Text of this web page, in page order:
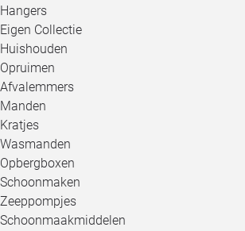
Hangers
Eigen Collectie
Huishouden
Opruimen
Afvalemmers
Manden
Kratjes
Wasmanden
Opbergboxen
Schoonmaken
Zeeppompjes
Schoonmaakmiddelen